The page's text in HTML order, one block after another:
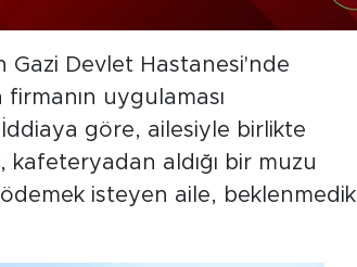
Gazi Devlet Hastanesi'nde
uygulaması
göre, ailesiyle birlikte
aldığı bir muzu
isteyen aile, beklenmedik